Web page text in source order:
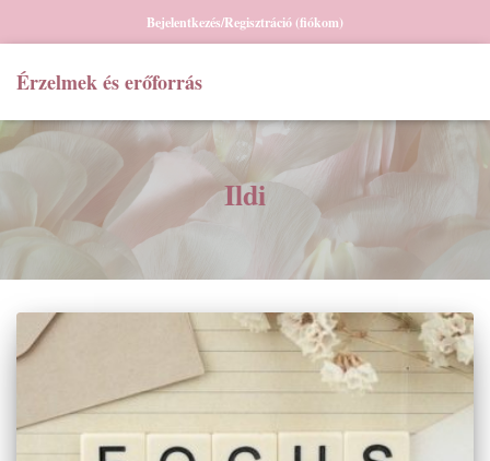
Bejelentkezés/Regisztráció (fiókom)
Érzelmek és erőforrás
Ildi